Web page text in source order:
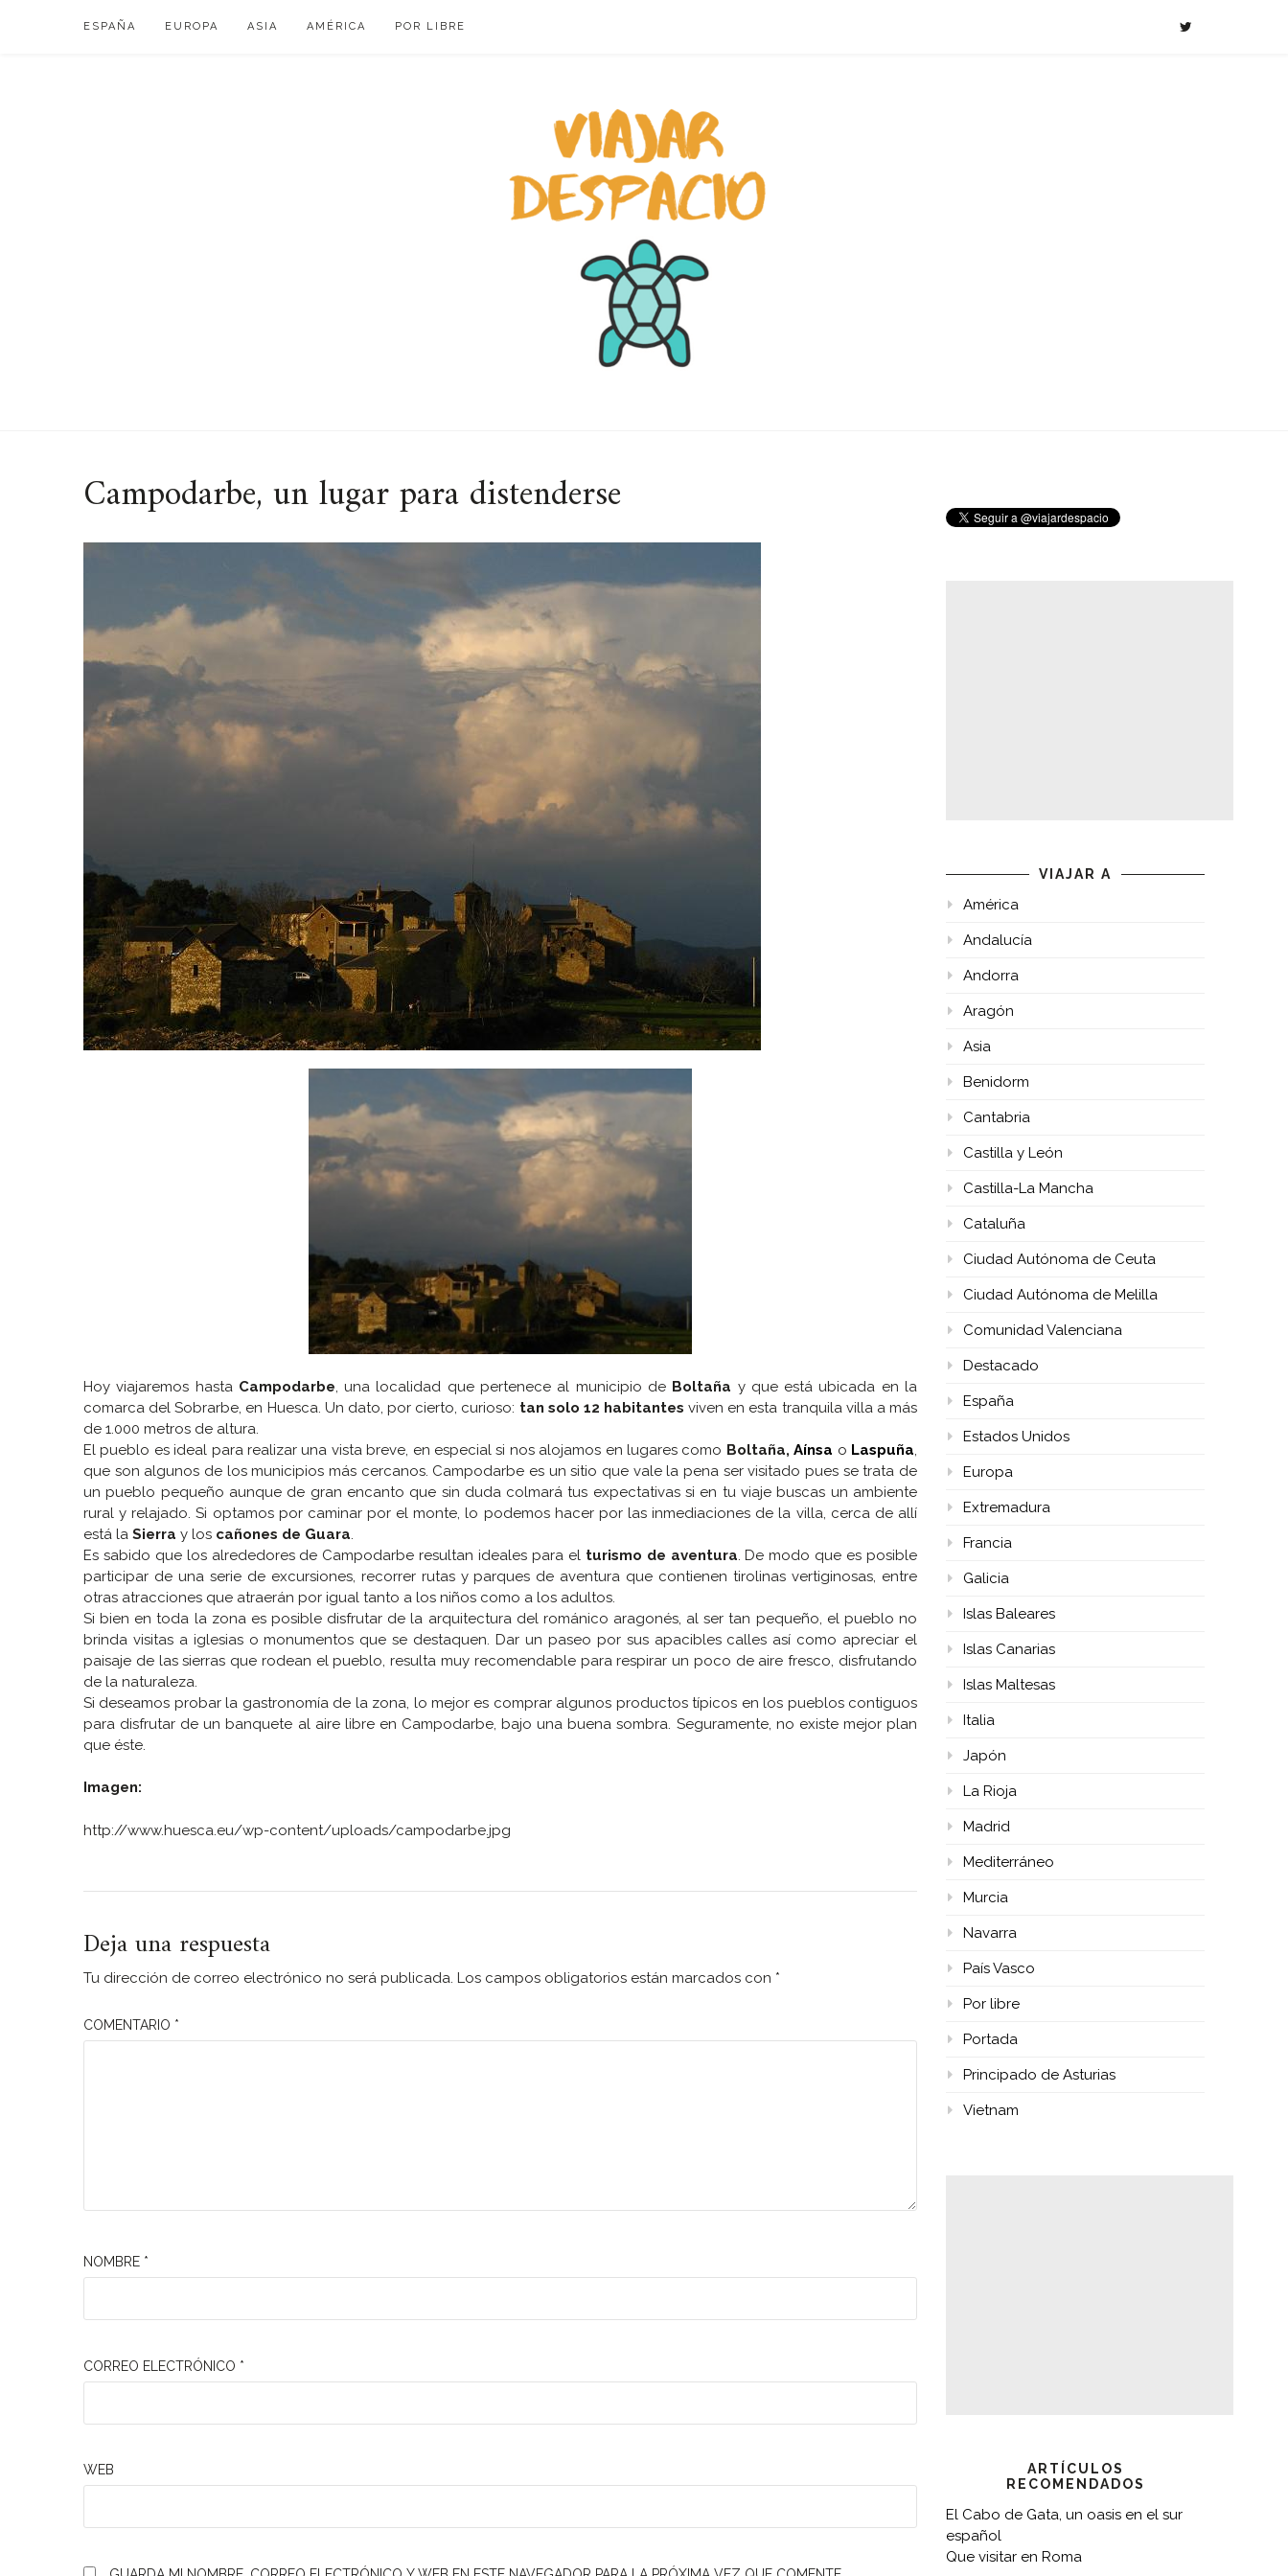
ESPAÑA EUROPA ASIA AMÉRICA POR LIBRE
Campodarbe, un lugar para distenderse
Hoy viajaremos hasta Campodarbe, una localidad que pertenece al municipio de Boltaña y que está ubicada en la
comarca del Sobrarbe, en Huesca. Un dato, por cierto, curioso: tan solo 12 habitantes viven en esta tranquila villa a más
de 1.000 metros de altura.
El pueblo es ideal para realizar una vista breve, en especial si nos alojamos en lugares como Boltaña,Aínsa o Laspuña,
que son algunos de los municipios más cercanos. Campodarbe es un sitio que vale la pena ser visitado pues se trata de
un pueblo pequeño aunque de gran encanto que sin duda colmará tus expectativas si en tu viaje buscas un ambiente
rural y relajado. Si optamos por caminar por el monte, lo podemos hacer por las inmediaciones de la villa, cerca de allí
está la Sierra y los cañones de Guara.
Es sabido que los alrededores de Campodarbe resultan ideales para el turismo de aventura. De modo que es posible
participar de una serie de excursiones, recorrer rutas y parques de aventura que contienen tirolinas vertiginosas, entre
otras atracciones que atraerán por igual tanto a los niños como a los adultos.
Si bien en toda la zona es posible disfrutar de la arquitectura del románico aragonés, al ser tan pequeño, el pueblo no
brinda visitas a iglesias o monumentos que se destaquen. Dar un paseo por sus apacibles calles así como apreciar el
paisaje de las sierras que rodean el pueblo, resulta muy recomendable para respirar un poco de aire fresco, disfrutando
de la naturaleza.
Si deseamos probar la gastronomía de la zona, lo mejor es comprar algunos productos típicos en los pueblos contiguos
para disfrutar de un banquete al aire libre en Campodarbe, bajo una buena sombra. Seguramente, no existe mejor plan
que éste.
Imagen:
http://www.huesca.eu/wp-content/uploads/campodarbe.jpg
Deja una respuesta
Tu dirección de correo electrónico no será publicada. Los campos obligatorios están marcados con *
COMENTARIO *
NOMBRE *
CORREO ELECTRÓNICO *
WEB
VIAJAR A
América
Andalucía
Andorra
Aragón
Asia
Benidorm
Cantabria
Castilla y León
Castilla-La Mancha
Cataluña
Ciudad Autónoma de Ceuta
Ciudad Autónoma de Melilla
Comunidad Valenciana
Destacado
España
Estados Unidos
Europa
Extremadura
Francia
Galicia
Islas Baleares
Islas Canarias
Islas Maltesas
Italia
Japón
La Rioja
Madrid
Mediterráneo
Murcia
Navarra
País Vasco
Por libre
Portada
Principado de Asturias
Vietnam
ARTÍCULOS
RECOMENDADOS
El Cabo de Gata, un oasis en el sur
español
Que visitar en Roma